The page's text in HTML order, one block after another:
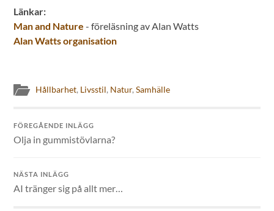
Länkar:
Man and Nature - föreläsning av Alan Watts
Alan Watts organisation
Hållbarhet, Livsstil, Natur,Samhälle
FÖREGÅENDE INLÄGG
Olja in gummistövlarna?
NÄSTA INLÄGG
AI tränger sig på allt mer…